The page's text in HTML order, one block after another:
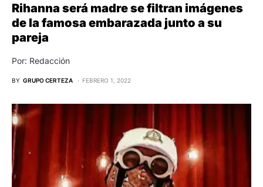
Rihanna será madre se filtran imágenes
de la famosa embarazada junto a su
pareja
Por: Redacción
BY GRUPO CERTEZA FEBRERO 1, 2022